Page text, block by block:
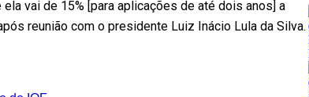
vai de 15% [para aplicações de até dois anos] a
reunião com o presidente Luiz Inácio Lula da Silva.